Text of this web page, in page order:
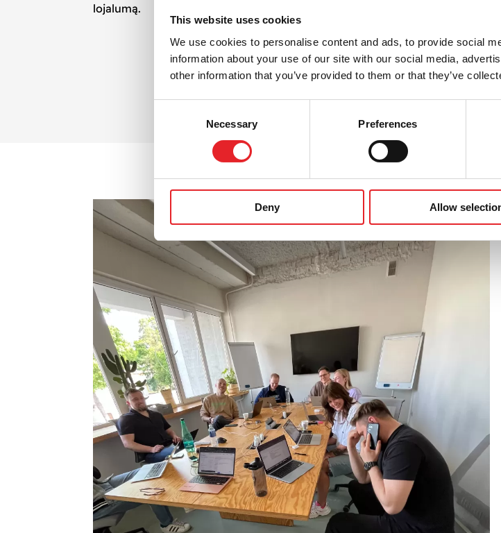
This website uses cookies
We use cookies to personalise content and ads, to provide social
information about your use of our site with our social media,
other information that you’ve provided to them or that they’ve
Necessary Preferences
Deny Allow
lojalumą.